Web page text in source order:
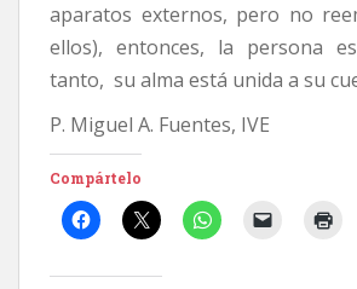
aparatos externos, pero no
ellos), entonces, la persona
tanto, su alma está unida a su
P. Miguel A. Fuentes, IVE
Compártelo